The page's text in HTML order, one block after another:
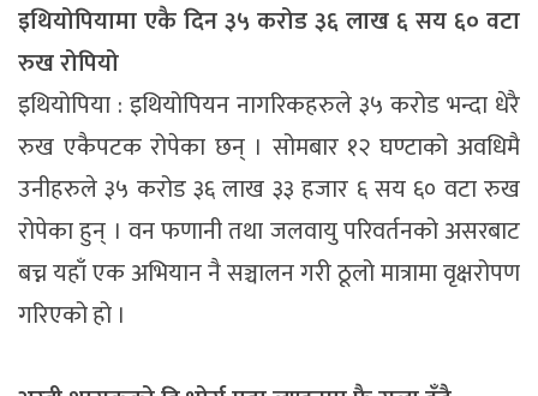
इथियोपियामा एकै दिन ३५ करोड ३६ लाख ६ सय ६० वटा
रुख रोपियो
इथियोपिया : इथियोपियन नागरिकहरुले ३५ करोड भन्दा धेरै
रुख एकैपटक रोपेका छन् । सोमबार १२ घण्टाको अवधिमै
उनीहरुले ३५ करोड ३६ लाख ३३ हजार ६ सय ६० वटा रुख
रोपेका हुन् । वन फणानी तथा जलवायु परिवर्तनको असरबाट
बच्न यहाँ एक अभियान नै सञ्चालन गरी ठूलो मात्रामा वृक्षरोपण
गरिएको हो ।